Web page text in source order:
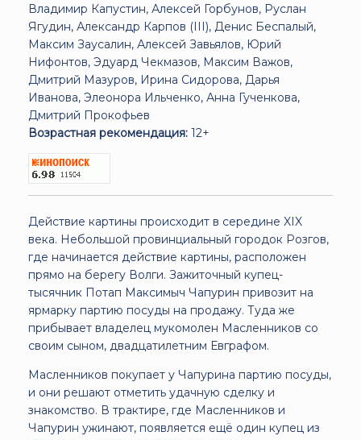
Владимир Капустин, Алексей Горбунов, Руслан
Ягудин, Александр Карпов (III), Денис Беспалый,
Максим Заусалин, Алексей Завьялов, Юрий
Нифонтов, Эдуард Чекмазов, Максим Важов,
Дмитрий Мазуров, Ирина Сидорова, Дарья
Иванова, Элеонора Ильченко, Анна Гученкова,
Дмитрий Прокофьев
Возрастная рекомендация: 12+
Действие картины происходит в середине XIX
века. Небольшой провинциальный городок Розгов,
где начинается действие картины, расположен
прямо на берегу Волги. Зажиточный купец-
тысячник Потап Максимыч Чапурин привозит на
ярмарку партию посуды на продажу. Туда же
прибывает владелец мукомолен Масленников со
своим сыном, двадцатилетним Евграфом.
Масленников покупает у Чапурина партию посуды,
и они решают отметить удачную сделку и
знакомство. В трактире, где Масленников и
Чапурин ужинают, появляется ещё один купец из